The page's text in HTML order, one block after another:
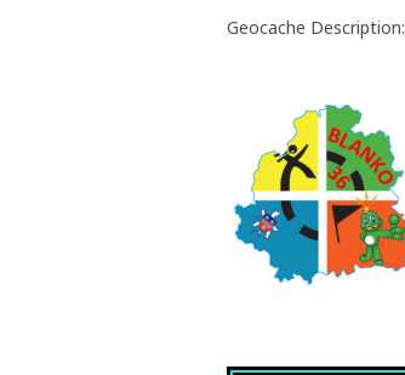
Geocache Description: